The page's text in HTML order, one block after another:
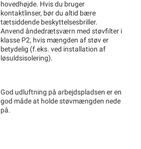
hovedhøjde. Hvis du bruger
kontaktlinser, bør du altid bære
tætsiddende beskyttelsesbriller.
Anvend åndedrætsværn med støvfilter i
klasse P2, hvis mængden af støv er
betydelig (f.eks. ved installation af
løsuldsisolering).
God udluftning på arbejdspladsen er en
god måde at holde støvmængden nede
på.